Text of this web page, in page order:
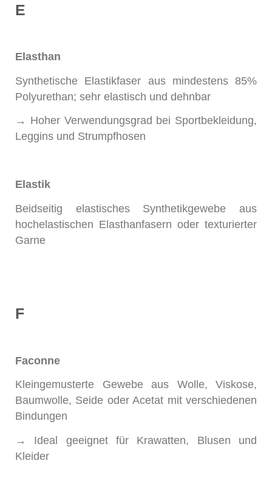
E
Elasthan
Synthetische Elastikfaser aus mindestens 85%
Polyurethan; sehr elastisch und dehnbar
→ Hoher Verwendungsgrad bei Sportbekleidung,
Leggins und Strumpfhosen
Elastik
Beidseitig elastisches Synthetikgewebe aus
hochelastischen Elasthanfasern oder texturierter
Garne
F
Faconne
Kleingemusterte Gewebe aus Wolle, Viskose,
Baumwolle, Seide oder Acetat mit verschiedenen
Bindungen
→ Ideal geeignet für Krawatten, Blusen und
Kleider